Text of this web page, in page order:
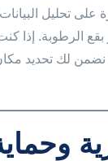
على تحليل
بقع الرطوبة.
نضمن لك تحديد